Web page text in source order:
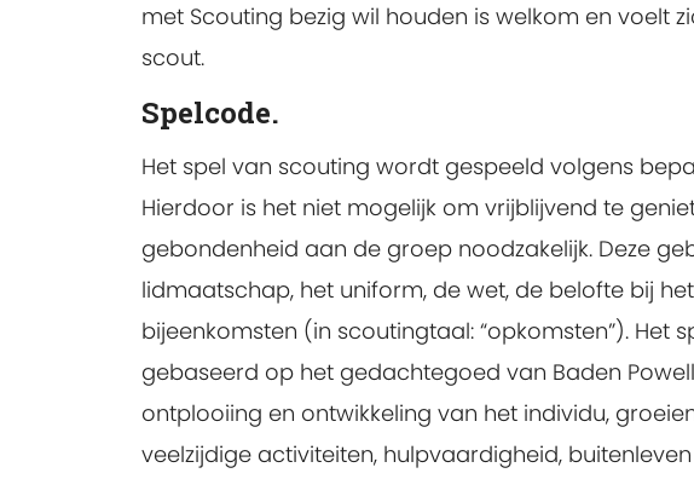
met Scouting bezig wil houden is welkom en voelt
scout.
Spelcode.
Het spel van scouting wordt gespeeld volgens
Hierdoor is het niet mogelijk om vrijblijvend te
gebondenheid aan de groep noodzakelijk. Deze
lidmaatschap, het uniform, de wet, de belofte bij
bijeenkomsten (in scoutingtaal: “opkomsten”). Het
gebaseerd op het gedachtegoed van Baden
ontplooiing en ontwikkeling van het individu,
veelzijdige activiteiten, hulpvaardigheid,